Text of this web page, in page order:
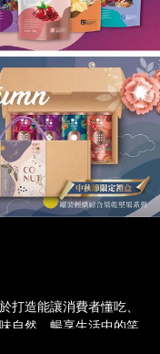
打造能讓消費者懂吃、
自然、暢享生活中的笑